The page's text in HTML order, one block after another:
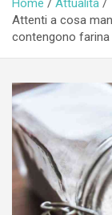
Attenti a cosa
contengono farina